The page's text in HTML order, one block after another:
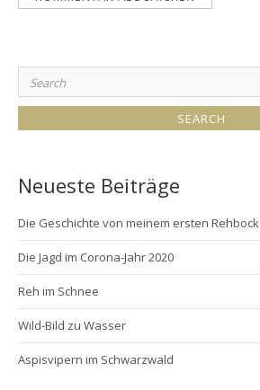
Search
for:
Neueste Beiträge
Die Geschichte von meinem ersten Rehbock
Die Jagd im Corona-Jahr 2020
Reh im Schnee
Wild-Bild zu Wasser
Aspisvipern im Schwarzwald